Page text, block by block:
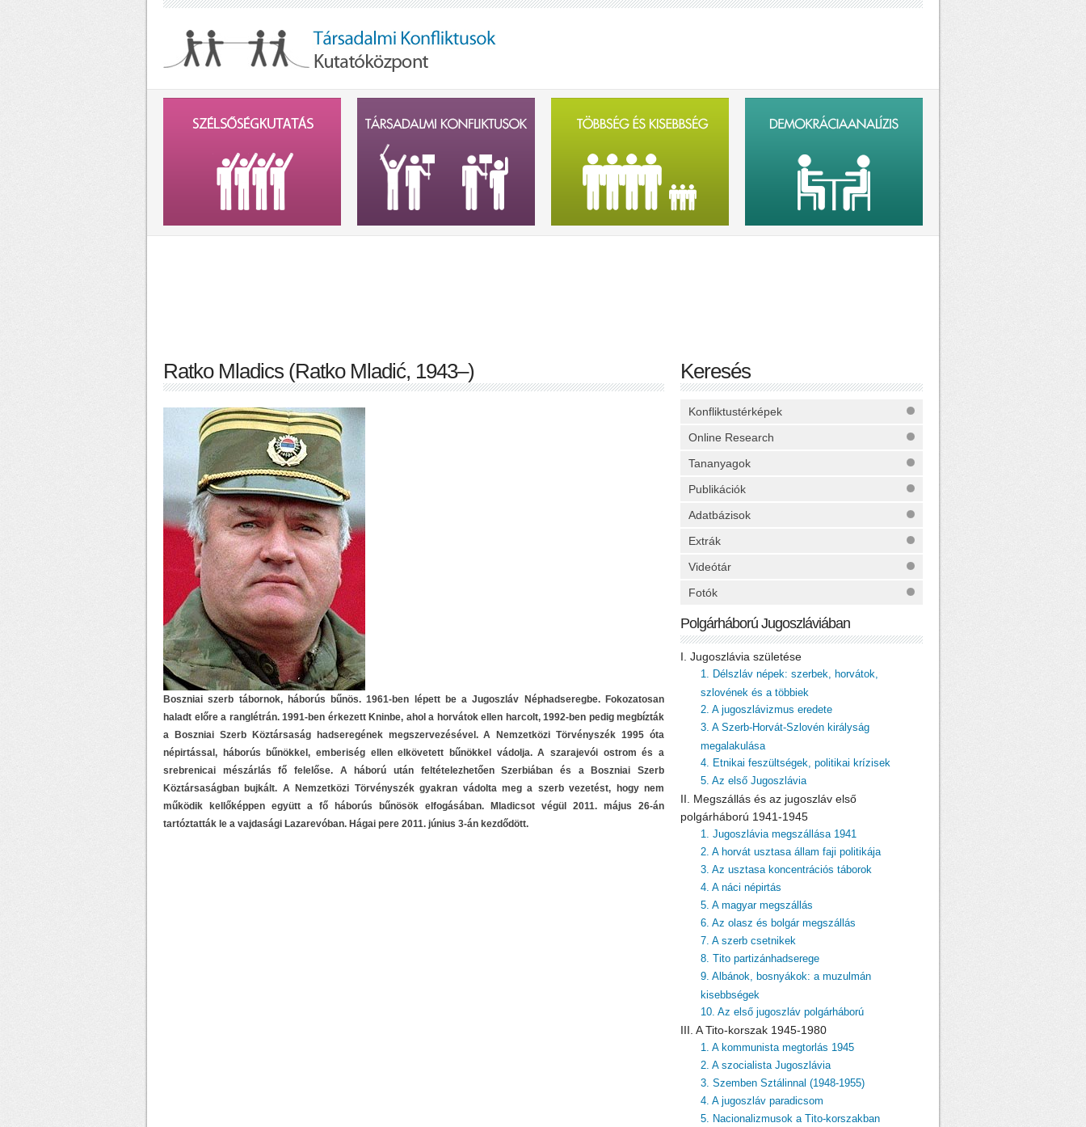
Ratko Mladics (Ratko Mladić, 1943–)
Boszniai szerb tábornok, háborús bűnös. 1961-ben lépett be a Jugoszláv Néphadseregbe. Fokozatosan
haladt előre a ranglétrán. 1991-ben érkezett Kninbe, ahol a horvátok ellen harcolt, 1992-ben pedig megbízták
a Boszniai Szerb Köztársaság hadseregének megszervezésével. A Nemzetközi Törvényszék 1995 óta
népirtással, háborús bűnökkel, emberiség ellen elkövetett bűnökkel vádolja. A szarajevói ostrom és a
srebrenicai mészárlás fő felelőse. A háború után feltételezhetően Szerbiában és a Boszniai Szerb
Köztársaságban bujkált. A Nemzetközi Törvényszék gyakran vádolta meg a szerb vezetést, hogy nem
működik kellőképpen együtt a fő háborús bűnösök elfogásában. Mladicsot végül 2011. május 26-án
tartóztatták le a vajdasági Lazarevóban. Hágai pere 2011. június 3-án kezdődött.
Keresés
Konfliktustérképek
Online Research
Tananyagok
Publikációk
Adatbázisok
Extrák
Videótár
Fotók
Polgárháború Jugoszláviában
I. Jugoszlávia születése
1. Délszláv népek: szerbek, horvátok,
szlovének és a többiek
2. A jugoszlávizmus eredete
3. A Szerb-Horvát-Szlovén királyság
megalakulása
4. Etnikai feszültségek, politikai krízisek
5. Az első Jugoszlávia
II. Megszállás és az jugoszláv első
polgárháború 1941-1945
1. Jugoszlávia megszállása 1941
2. A horvát usztasa állam faji politikája
3. Az usztasa koncentrációs táborok
4. A náci népirtás
5. A magyar megszállás
6. Az olasz és bolgár megszállás
7. A szerb csetnikek
8. Tito partizánhadserege
9. Albánok, bosnyákok: a muzulmán
kisebbségek
10. Az első jugoszláv polgárháború
III. A Tito-korszak 1945-1980
1. A kommunista megtorlás 1945
2. A szocialista Jugoszlávia
3. Szemben Sztálinnal (1948-1955)
4. A jugoszláv paradicsom
5. Nacionalizmusok a Tito-korszakban